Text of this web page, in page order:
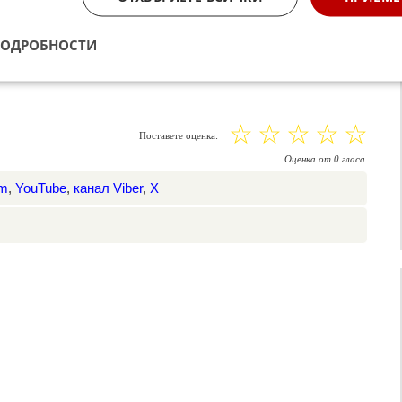
Поставете оценка: ☆
☆
☆
☆
☆
Оценка от 0гласа.
, YouTube, канал Viber, X